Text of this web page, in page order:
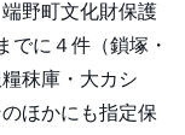
野町文化財保護
でに４件（鎖塚・
秣庫・大カシ
ほかにも指定保